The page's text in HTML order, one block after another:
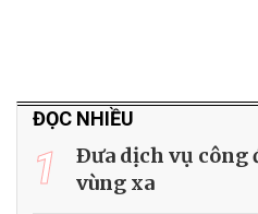
ĐỌC NHIỀU
1
Ðưa dịch vụ công
vùng xa